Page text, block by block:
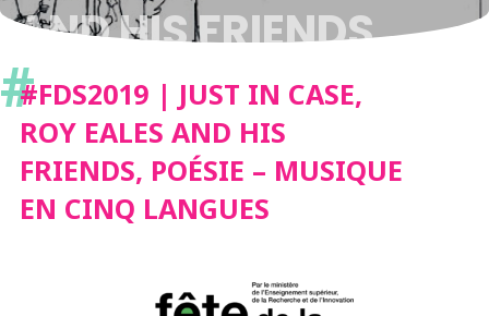
AND HIS FRIENDS,
POÉSIE – MUSIQUE EN
CINQ LANGUES
##FDS2019 | JUST IN CASE,
ROY EALES AND HIS
FRIENDS, POÉSIE – MUSIQUE
EN CINQ LANGUES